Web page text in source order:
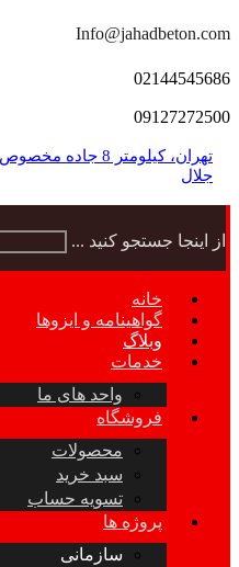
Info@jahadbeton.com
02144545686
09127272500
تهران، کیلومتر 8
جلال
از اینجا جستجو کنید ...
خانه
گواهینامه و ایزوها
وبلاگ
خدمات
واحد های ما
فروشگاه
محصولات
سبد خرید
تسویه حساب
پروژه ها
سازمانی